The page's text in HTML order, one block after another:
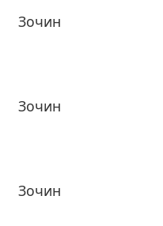
Зочин
Зочин
Зочин